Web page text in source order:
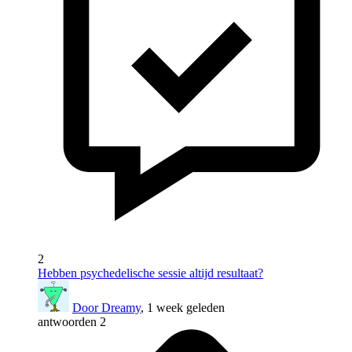
2
Hebben psychedelische sessie altijd resultaat?
Door Dreamy, 1 week geleden
antwoorden 2